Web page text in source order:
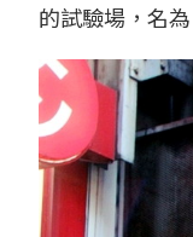
的試驗場，名